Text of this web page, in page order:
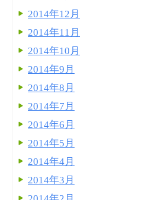
2014年12月
2014年11月
2014年10月
2014年9月
2014年8月
2014年7月
2014年6月
2014年5月
2014年4月
2014年3月